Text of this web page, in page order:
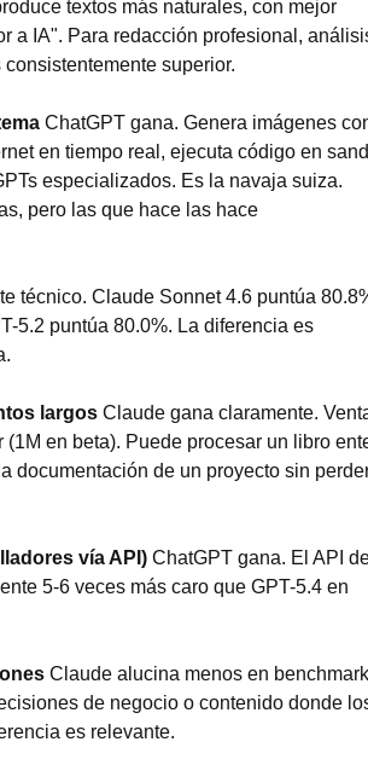
textos más naturales, con mejor
a IA". Para redacción profesional,
superior.
ChatGPT gana. Genera imágenes
en tiempo real, ejecuta código en
especializados. Es la navaja suiza.
pero las que hace las hace
técnico. Claude Sonnet 4.6 puntúa
5.2 puntúa 80.0%. La diferencia es
largos Claude gana claramente.
en beta). Puede procesar un libro
documentación de un proyecto sin
vía API) ChatGPT gana. El API
5-6 veces más caro que GPT-5.4 en
Claude alucina menos en
de negocio o contenido donde
es relevante.